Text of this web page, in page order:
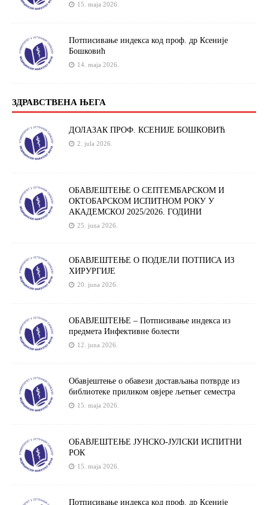
15. maja 2026.
Потписивање индекса код проф. др Ксеније
Бошковић
14. maja 2026.
ЗДРАВСТВЕНА ЊЕГА
ДОЛАЗАК ПРОФ. КСЕНИЈЕ БОШКОВИЋ
2. jula 2026.
ОБАВЈЕШТЕЊЕ О СЕПТЕМБАРСКОМ И
ОКТОБАРСКОМ ИСПИТНОМ РОКУ У
АКАДЕМСКОЈ 2025/2026. ГОДИНИ
25. juna 2026.
ОБАВЈЕШТЕЊЕ О ПОДЈЕЛИ ПОТПИСА ИЗ
ХИРУРГИЈЕ
20. juna 2026.
ОБАВЈЕШТЕЊЕ – Потписивање индекса из
предмета Инфективне болести
12. juna 2026.
Обавјештење о обавези достављања потврде из
библиотеке приликом овјере љетњег семестра
15. maja 2026.
ОБАВЈЕШТЕЊЕ ЈУНСКО-ЈУЛСКИ ИСПИТНИ
РОК
15. maja 2026.
Потписивање индекса код проф. др Ксеније